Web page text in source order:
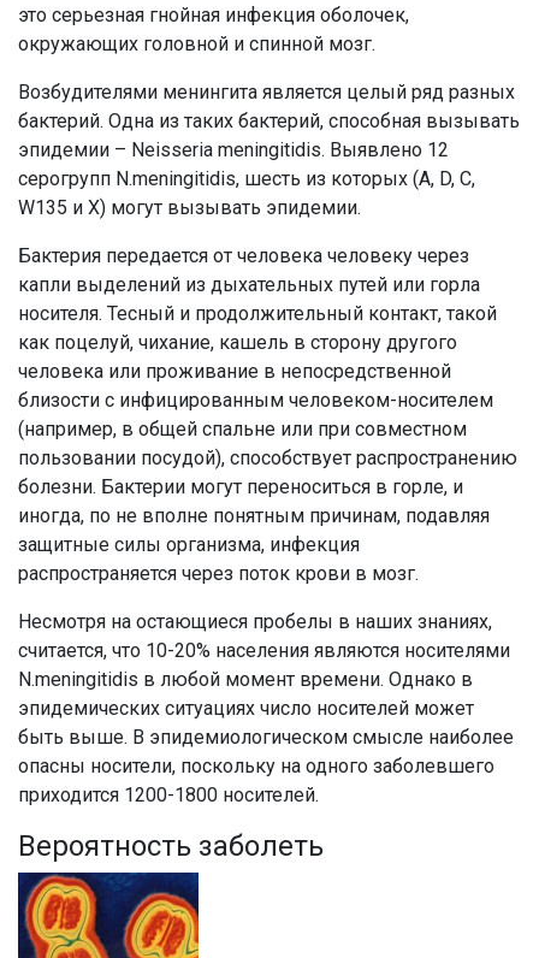
это серьезная гнойная инфекция оболочек,
окружающих головной и спинной мозг.
Возбудителями менингита является целый ряд разных
бактерий. Одна из таких бактерий, способная вызывать
эпидемии – Neisseria meningitidis. Выявлено 12
серогрупп N.meningitidis, шесть из которых (A, D, C,
W135 и X) могут вызывать эпидемии.
Бактерия передается от человека человеку через
капли выделений из дыхательных путей или горла
носителя. Тесный и продолжительный контакт, такой
как поцелуй, чихание, кашель в сторону другого
человека или проживание в непосредственной
близости с инфицированным человеком-носителем
(например, в общей спальне или при совместном
пользовании посудой), способствует распространению
болезни. Бактерии могут переноситься в горле, и
иногда, по не вполне понятным причинам, подавляя
защитные силы организма, инфекция
распространяется через поток крови в мозг.
Несмотря на остающиеся пробелы в наших знаниях,
считается, что 10-20% населения являются носителями
N.meningitidis в любой момент времени. Однако в
эпидемических ситуациях число носителей может
быть выше. В эпидемиологическом смысле наиболее
опасны носители, поскольку на одного заболевшего
приходится 1200-1800 носителей.
Вероятность заболеть